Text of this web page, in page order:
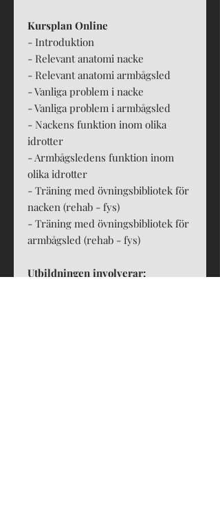
Kursplan Online
- Introduktion
- Relevant anatomi nacke
- Relevant anatomi armbågsled
- Vanliga problem i nacke
- Vanliga problem i armbågsled
- Nackens funktion inom olika
idrotter
- Armbågsledens funktion inom
olika idrotter
- Träning med övningsbibliotek för
nacken (rehab - fys)
- Träning med övningsbibliotek för
armbågsled (rehab - fys)
Utbildningen involverar: